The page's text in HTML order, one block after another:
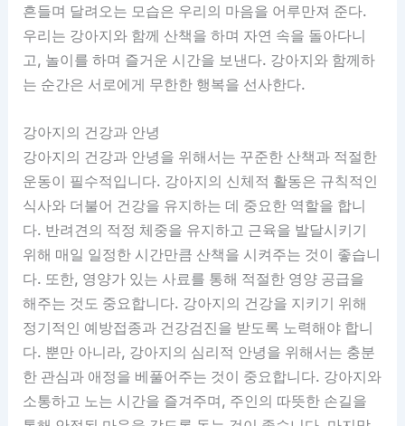
흔들며 달려오는 모습은 우리의 마음을 어루만져 준다.
우리는 강아지와 함께 산책을 하며 자연 속을 돌아다니
고, 놀이를 하며 즐거운 시간을 보낸다. 강아지와 함께하
는 순간은 서로에게 무한한 행복을 선사한다.
강아지의 건강과 안녕
강아지의 건강과 안녕을 위해서는 꾸준한 산책과 적절한
운동이 필수적입니다. 강아지의 신체적 활동은 규칙적인
식사와 더불어 건강을 유지하는 데 중요한 역할을 합니
다. 반려견의 적정 체중을 유지하고 근육을 발달시키기
위해 매일 일정한 시간만큼 산책을 시켜주는 것이 좋습니
다. 또한, 영양가 있는 사료를 통해 적절한 영양 공급을
해주는 것도 중요합니다. 강아지의 건강을 지키기 위해
정기적인 예방접종과 건강검진을 받도록 노력해야 합니
다. 뿐만 아니라, 강아지의 심리적 안녕을 위해서는 충분
한 관심과 애정을 베풀어주는 것이 중요합니다. 강아지와
소통하고 노는 시간을 즐겨주며, 주인의 따뜻한 손길을